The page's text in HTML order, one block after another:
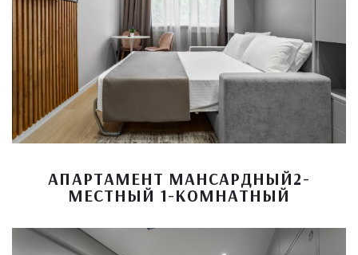
АПАРТАМЕНТ МАНСАРДНЫЙ2-
МЕСТНЫЙ 1-КОМНАТНЫЙ